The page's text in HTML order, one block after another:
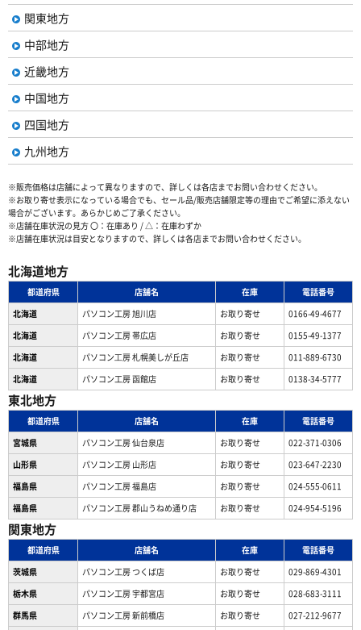
関東地方
中部地方
近畿地方
中国地方
四国地方
九州地方
※販売価格は店舗によって異なりますので、詳しくは各店までお問い合わせください。
※お取り寄せ表示になっている場合でも、セール品/販売店舗限定等の理由でご希望に添えない
場合がございます。あらかじめご了承ください。
※店舗在庫状況の見方 〇：在庫あり / △：在庫わずか
※店舗在庫状況は目安となりますので、詳しくは各店までお問い合わせください。
北海道地方
都道府県 店舗名 在庫
電話番号
北海道
パソコン工房 旭川店 お取り寄せ
0166-49-4677
北海道
パソコン工房 帯広店 お取り寄せ
0155-49-1377
北海道
パソコン⼯房 札幌美しが丘店 お取り寄せ
011-889-6730
北海道
パソコン工房 函館店 お取り寄せ 0138-34-5777
東北地方
都道府県 店舗名 在庫
電話番号
宮城県
パソコン工房 仙台泉店 お取り寄せ
022-371-0306
山形県
パソコン工房 山形店 お取り寄せ
023-647-2230
福島県
パソコン工房 福島店 お取り寄せ
024-555-0611
福島県
パソコン工房 郡山うねめ通り店 お取り寄せ 024-954-5196
関東地方
都道府県 店舗名 在庫
電話番号
茨城県
パソコン工房 つくば店 お取り寄せ
029-869-4301
栃木県
パソコン工房 宇都宮店 お取り寄せ
028-683-3111
群馬県
パソコン工房 新前橋店 お取り寄せ
027-212-9677